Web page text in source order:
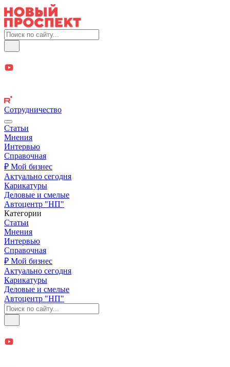
Сотрудничество
Статьи
Мнения
Интервью
Справочная
₽ Мой бизнес
Актуально сегодня
Карикатуры
Деловые и смелые
Автоцентр "НП"
Категории
Статьи
Мнения
Интервью
Справочная
₽ Мой бизнес
Актуально сегодня
Карикатуры
Деловые и смелые
Автоцентр "НП"